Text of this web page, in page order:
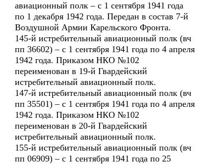
авиационный полк – с 1 сентября 1941 года
по 1 декабря 1942 года. Передан в состав 7-й
Воздушной Армии Карельского Фронта.
145-й истребительный авиационный полк (вч
пп 36602) – с 1 сентября 1941 года по 4 апреля
1942 года. Приказом НКО №102
переименован в 19-й Гвардейский
истребительный авиационный полк.
147-й истребительный авиационный полк (вч
пп 35501) – с 1 сентября 1941 года по 4 апреля
1942 года. Приказом НКО №102
переименован в 20-й Гвардейский
истребительный авиационный полк.
155-й истребительный авиационный полк (вч
пп 06909) – с 1 сентября 1941 года по 25